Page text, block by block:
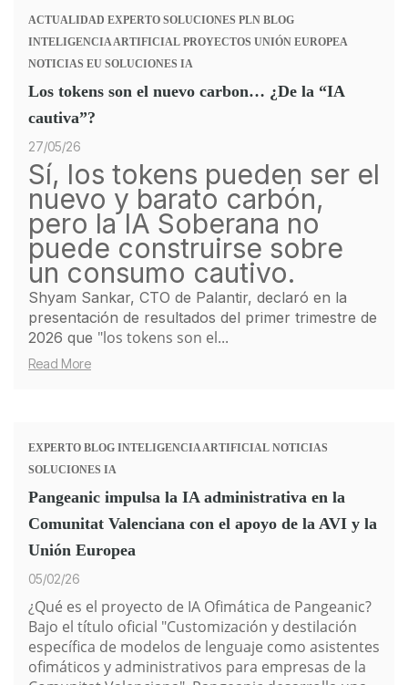
ACTUALIDAD EXPERTO SOLUCIONES PLN BLOG
INTELIGENCIA ARTIFICIAL PROYECTOS UNIÓN EUROPEA
NOTICIAS EU SOLUCIONES IA
Los tokens son el nuevo carbon… ¿De la “IA
cautiva”?
27/05/26
Sí, los tokens pueden ser el
nuevo y barato carbón,
pero la IA Soberana no
puede construirse sobre
un consumo cautivo.
Shyam Sankar, CTO de Palantir, declaró en la
presentación de resultados del primer trimestre de
2026 que "los tokens son el...
Read More
EXPERTO BLOG INTELIGENCIA ARTIFICIAL NOTICIAS
SOLUCIONES IA
Pangeanic impulsa la IA administrativa en la
Comunitat Valenciana con el apoyo de la AVI y la
Unión Europea
05/02/26
¿Qué es el proyecto de IA Ofimática de Pangeanic?
Bajo el título oficial "Customización y destilación
específica de modelos de lenguaje como asistentes
ofimáticos y administrativos para empresas de la